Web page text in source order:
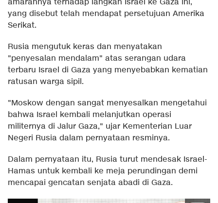
amarahnya terhadap langkah Israel ke Gaza ini,
yang disebut telah mendapat persetujuan Amerika
Serikat.
Rusia mengutuk keras dan menyatakan
"penyesalan mendalam" atas serangan udara
terbaru Israel di Gaza yang menyebabkan kematian
ratusan warga sipil.
"Moskow dengan sangat menyesalkan mengetahui
bahwa Israel kembali melanjutkan operasi
militernya di Jalur Gaza," ujar Kementerian Luar
Negeri Rusia dalam pernyataan resminya.
Dalam pernyataan itu, Rusia turut mendesak Israel-
Hamas untuk kembali ke meja perundingan demi
mencapai gencatan senjata abadi di Gaza.